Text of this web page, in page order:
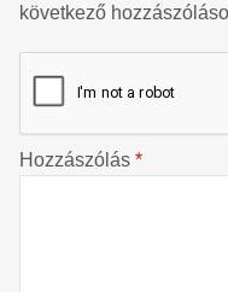
következő
Hozzászólás *